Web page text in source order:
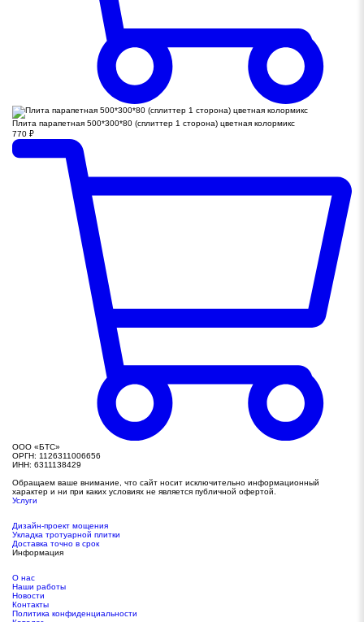
Плита парапетная 500*300*80 (сплиттер 1 сторона) цветная колормикс
770 ₽
ООО «БТС»
ОРГН: 1126311006656
ИНН: 6311138429
Обращаем ваше внимание, что сайт носит исключительно информационный
характер и ни при каких условиях не является публичной офертой.
Услуги
Дизайн-проект мощения
Укладка тротуарной плитки
Доставка точно в срок
Информация
О нас
Наши работы
Новости
Контакты
Политика конфиденциальности